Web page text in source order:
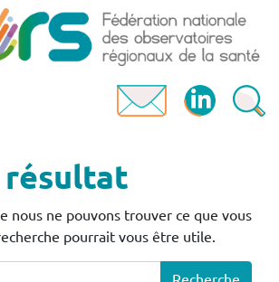
résultat
nous ne pouvons trouver ce que vous
pourrait vous être utile.